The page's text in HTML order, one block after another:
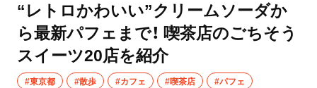
“レトロかわいい”クリームソーダか
ら最新パフェまで！ 喫茶店のごちそう
スイーツ20店を紹介
#東京都 #散歩 #カフェ #喫茶店
#パフェ